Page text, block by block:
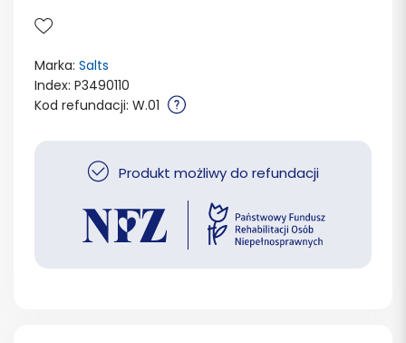
Marka: Salts
Index: P3490110
Kod refundacji: W.01
Produkt możliwy do refundacji